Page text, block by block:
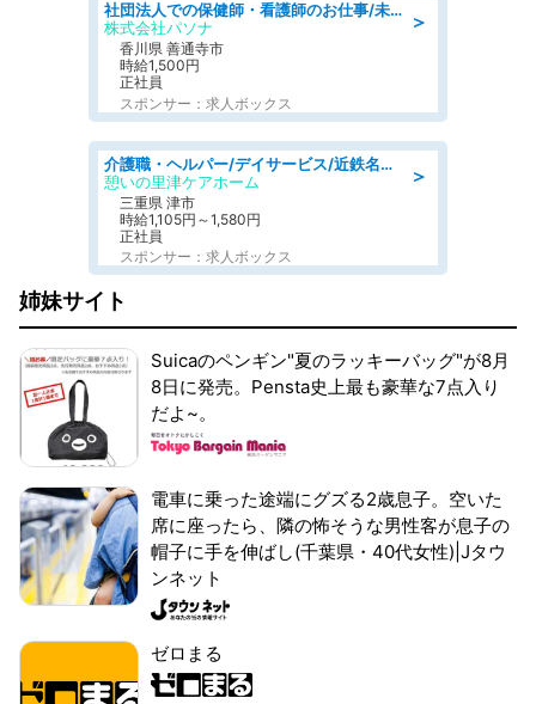
＞
社団法人での保健師・看護師のお仕事/未経験OK/要資格:普通免許、保健師、正看護師
株式会社パソナ
香川県 善通寺市
時給1,500円
正社員
スポンサー：求人ボックス
＞
介護職・ヘルパー/デイサービス/近鉄名古屋線 高田本山/津市/三重県
憩いの里津ケアホーム
三重県 津市
時給1,105円～1,580円
正社員
スポンサー：求人ボックス
姉妹サイト
Suicaのペンギン"夏のラッキーバッグ"が8月
8日に発売。Pensta史上最も豪華な7点入り
だよ~。
電車に乗った途端にグズる2歳息子。空いた
席に座ったら、隣の怖そうな男性客が息子の
帽子に手を伸ばし(千葉県・40代女性)|Jタウ
ンネット
ゼロまる